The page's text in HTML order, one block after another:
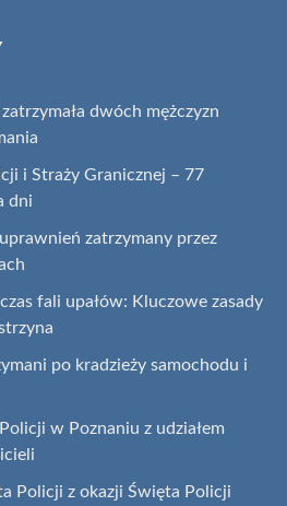
dwóch mężczyzn
i Straży Granicznej – 77
dni
zatrzymany przez
fali upałów: Kluczowe zasady
po kradzieży samochodu i
w Poznaniu z udziałem
Policji z okazji Święta Policji